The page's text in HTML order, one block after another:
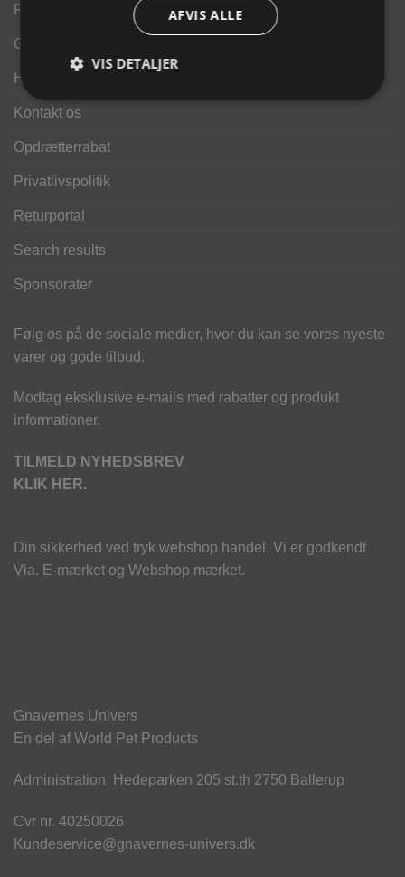
Fortrydelse og reklamationsret
Gavekort
Handelsbetingelser
Kontakt os
Opdrætterrabat
Privatlivspolitik
Returportal
Search results
Sponsorater
Følg os på de sociale medier, hvor du kan se vores nyeste
varer og gode tilbud.
Modtag eksklusive e-mails med rabatter og produkt
informationer.
TILMELD NYHEDSBREV
KLIK HER.
Din sikkerhed ved tryk webshop handel. Vi er godkendt
Via. E-mærket og Webshop mærket.
Gnavernes Univers
En del af World Pet Products
Administration: Hedeparken 205 st.th 2750 Ballerup
Cvr nr. 40250026
Kundeservice@gnavernes-univers.dk
AFVIS ALLE
VIS DETALJER